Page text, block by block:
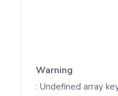
Bolechowicach
Warning
: Undefined array